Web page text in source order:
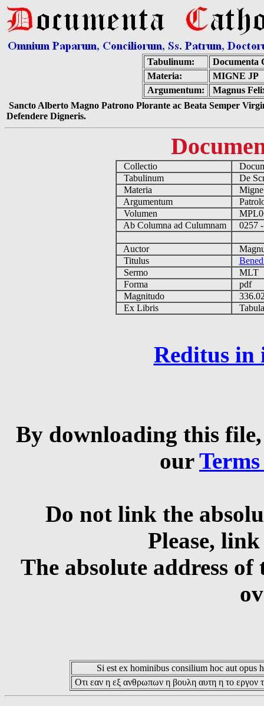
Tabulinum:
Documenta
Materia:
MIGNE JP
Argumentum:
Magnus
Sancto Alberto Magno Patrono Plorante ac Beata Semper
Defendere Digneris.
Collectio
Tabulinum
De
Materia
Argumentum
Volumen
Ab Columna ad Culumnam
0257
Auctor
Titulus
Sermo
MLT
Forma
pdf
Magnitudo
Ex Libris
Reditus in
By downloading this
our
Do not link the
Please,
The absolute address
Si est ex hominibus consilium hoc aut opus
Οτι εαν η εξ ανθρωπων η βουλη αυτη η το εργον